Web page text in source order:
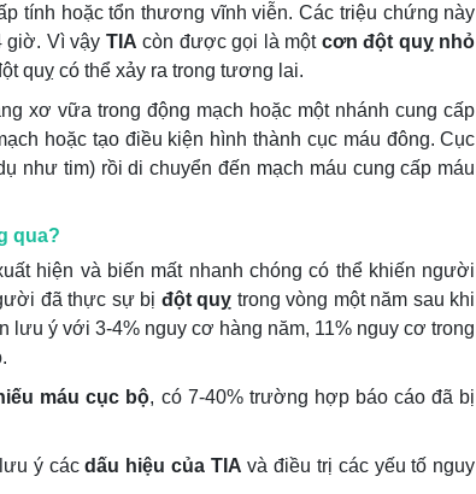
tính hoặc tổn thương vĩnh viễn. Các triệu chứng này
giờ. Vì vậy TIA còn được gọi là một cơn đột quỵ nhỏ
quỵ có thể xảy ra trong tương lai.
xơ vữa trong động mạch hoặc một nhánh cung cấp
hoặc tạo điều kiện hình thành cục máu đông. Cục
như tim) rồi di chuyển đến mạch máu cung cấp máu
qua?
hiện và biến mất nhanh chóng có thể khiến người
đã thực sự bị đột quỵ trong vòng một năm sau khi
lưu ý với 3-4% nguy cơ hàng năm, 11% nguy cơ trong
máu cục bộ, có 7-40% trường hợp báo cáo đã bị
ý cácdấu hiệu của TIAvà điều trị các yếu tố nguy